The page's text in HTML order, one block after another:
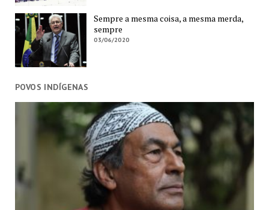
Sempre a mesma coisa, a mesma merda,
sempre
03/06/2020
POVOS INDÍGENAS